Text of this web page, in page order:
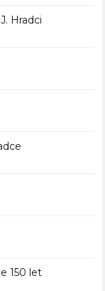
Hradci
150 let